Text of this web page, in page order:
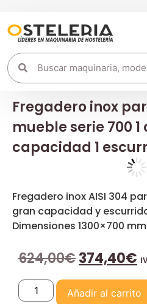
Fregadero inox
mueble serie 700
capacidad 1
Fregadero inox AISI 304
gran capacidad y
Dimensiones 1300×700
624,00€374,40€
Añadir al carrito